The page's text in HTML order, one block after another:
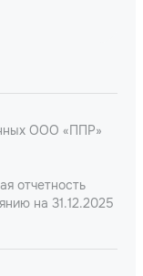
ООО «ППР»
отчетность
на 31.12.2025